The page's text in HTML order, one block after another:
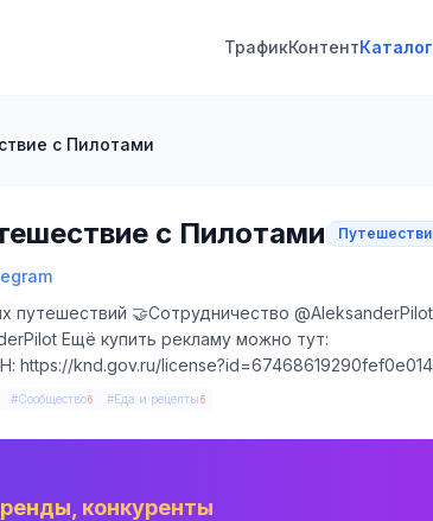
ТрафикКонтентКаталог
с Пилотами
с Пилотами
🤝Сотрудничество
Ещё купить рекламу можно тут:
https://knd.gov.ru/
#Сообщество6 #Еда и рецепты 6
конкуренты